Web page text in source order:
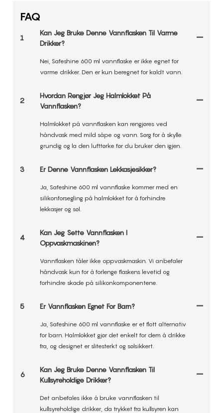
FAQ
1
Kan Jeg Bruke Denne Vannflasken Til Varme
Drikker?
Nei, Safeshine 600 ml vannflaske er ikke egnet for
varme drikker. Den er kun beregnet for kaldt vann.
2
Hvordan Rengjør Jeg Halmlokket På
Vannflasken?
Halmlokket på vannflasken kan rengjøres ved
håndvask med mild såpe og vann. Sørg for å skylle
grundig og la den lufttørke før du bruker den igjen.
3 Er Denne Vannflasken Lekkasjesikker?
Ja, Safeshine 600 ml vannflaske kommer med en
silikonforsegling på halmlokket for å forhindre
lekkasjer og søl.
4
Kan Jeg Sette Vannflasken I
Oppvaskmaskinen?
Vannflasken tåler ikke oppvaskmaskin. Vi anbefaler
håndvask kun for å forlenge flaskens levetid og
forhindre skade på silikonkomponentene.
5 Er Vannflasken Egnet For Barn?
Ja, Safeshine 600 ml vannflaske er et flott alternativ
for barn. Halmlokket gjør det enkelt for dem å drikke
fra, og designet er slitesterkt og sølsikkert.
6
Kan Jeg Bruke Denne Vannflasken Til
Kullsyreholdige Drikker?
Det anbefales ikke å bruke vannflasken til
kullsyreholdige drikker, da trykket fra kullsyren kan